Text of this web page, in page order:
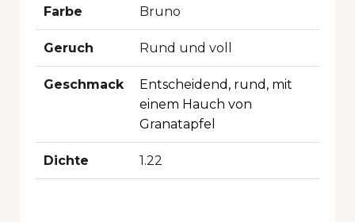
Farbe Bruno
Geruch Rund und voll
Geschmack
Entscheidend, rund, mit
einem Hauch von
Granatapfel
Dichte 1.22